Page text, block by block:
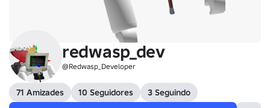
redwasp_dev
@Redwasp_Developer
71 Amizades 10 Seguidores
3 Seguindo